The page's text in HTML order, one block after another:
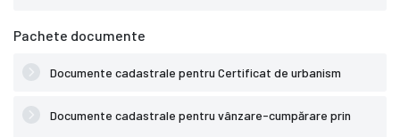
Pachete documente
Documente cadastrale pentru Certificat de urbanism
Documente cadastrale pentru vânzare-cumpărare prin